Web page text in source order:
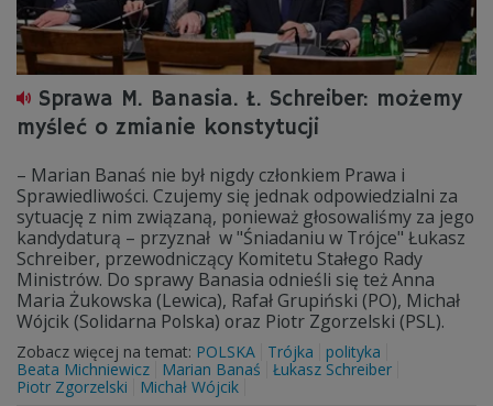
Sprawa M. Banasia. Ł. Schreiber: możemy
myśleć o zmianie konstytucji
– Marian Banaś nie był nigdy członkiem Prawa i
Sprawiedliwości. Czujemy się jednak odpowiedzialni za
sytuację z nim związaną, ponieważ głosowaliśmy za jego
kandydaturą – przyznał w "Śniadaniu w Trójce" Łukasz
Schreiber, przewodniczący Komitetu Stałego Rady
Ministrów. Do sprawy Banasia odnieśli się też Anna
Maria Żukowska (Lewica), Rafał Grupiński (PO), Michał
Wójcik (Solidarna Polska) oraz Piotr Zgorzelski (PSL).
Zobacz więcej na temat: POLSKA Trójka
polityka
Beata Michniewicz
Marian Banaś
Łukasz Schreiber
Piotr Zgorzelski
Michał Wójcik